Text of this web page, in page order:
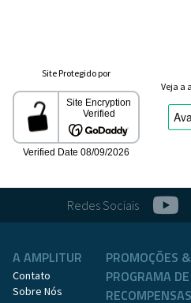
Site Protegido por
Veja a
Redes Sociais
A AMPLITUR
Contato
Sobre Nós
PROMOÇÕES &
PROGRAMA DE
RECOMPENSAS